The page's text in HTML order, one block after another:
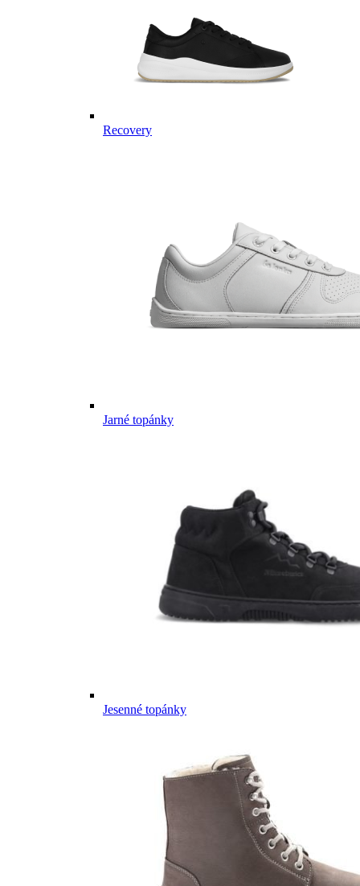
Recovery
Jarné topánky
Jesenné topánky